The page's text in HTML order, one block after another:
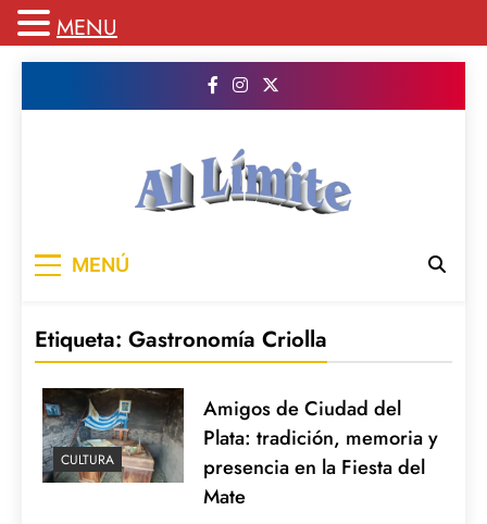
publicamos todo el contenido e informacion
MENÚ
Etiqueta: Gastronomía Criolla
CULTURA
Amigos de Ciudad del
Plata: tradición, memoria y
presencia en la Fiesta del
Mate
MENU